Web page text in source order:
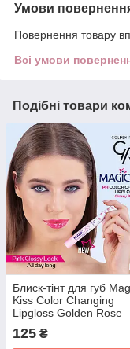
Умови
Повернення товару
Всі умови
Подібні товари
Блиск-тінт для губ
Kiss Color Changing
Lipgloss Golden Rose
125 ₴